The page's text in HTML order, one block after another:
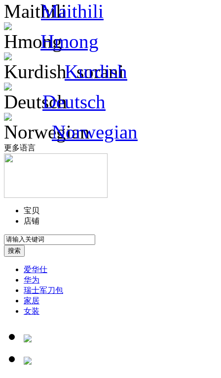
Maithili
Hmong
Kurdish
Deutsch
Norwegian
更多语言
宝贝
店铺
爱华仕
华为
瑞士军刀包
家居
女装